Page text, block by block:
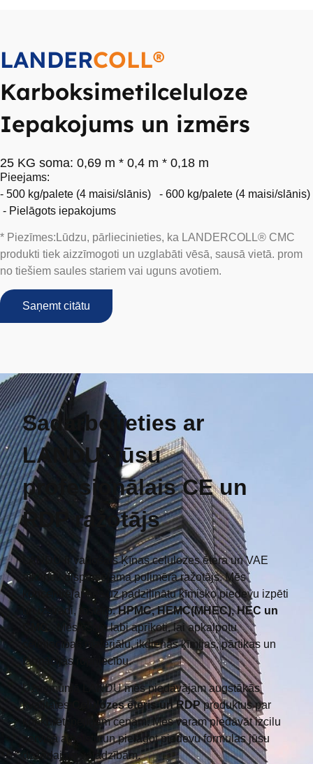
LANDERCOLL®
Karboksimetilceluloze
Iepakojums un izmērs
25 KG soma: 0,69 m * 0,4 m * 0,18 m
Pieejams:
- 500 kg/palete (4 maisi/slānis) - 600 kg/palete (4 maisi/slānis)
- Pielāgots iepakojums
* Piezīmes: Lūdzu, pārliecinieties, ka LANDERCOLL® CMC
produkti tiek aizzīmogoti un uzglabāti vēsā, sausā vietā. prom
no tiešiem saules stariem vai uguns avotiem.
Saņemt citātu
Sadarbojieties ar
LANDU: jūsu
profesionālais CE un
RDP ražotājs
LANDU ir vadošais Ķīnas celulozes ētera un VAE
atkārtoti dispersējama polimēra ražotājs. Mēs
koncentrējamies uz padziļinātu ķīmisko piedevu izpēti
un izstrādi, tostarp.HPMC, HEMC(MHEC), HEC un
. Mēs esam labi aprīkoti, lai apkalpotu
celtniecības materiālu, ikdienas ķīmijas, pārtikas un
farmācijas rūpniecību.
Uzņēmumā LANDU mēs piedāvājam augstākās
kvalitātes
Celulozes ēteris un RDPproduktus par
konkurētspējīgām cenām. Mēs varam piedāvāt izcilu
servisa atbalstu un pielāgot piedevu formulas jūsu
dažādajām vajadzībām.